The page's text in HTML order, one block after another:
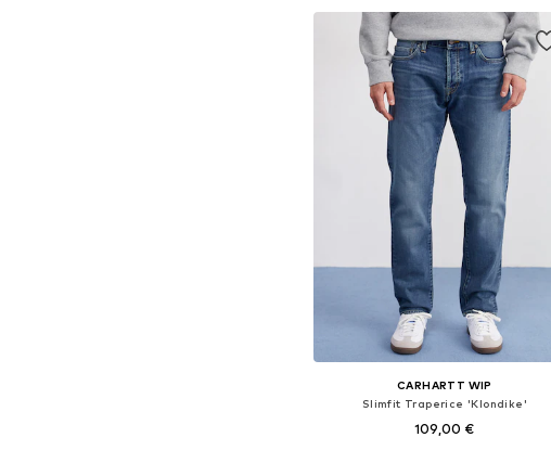
Dodaj u košaricu
CARHARTT WIP
Slimfit Traperice 'Klondike'
109,00 €